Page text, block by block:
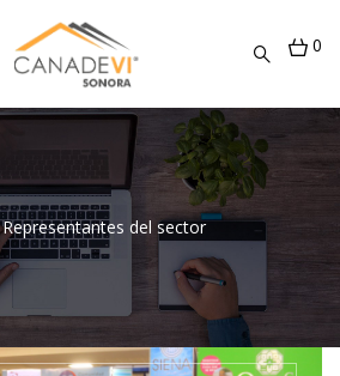
0
Representantes del sector